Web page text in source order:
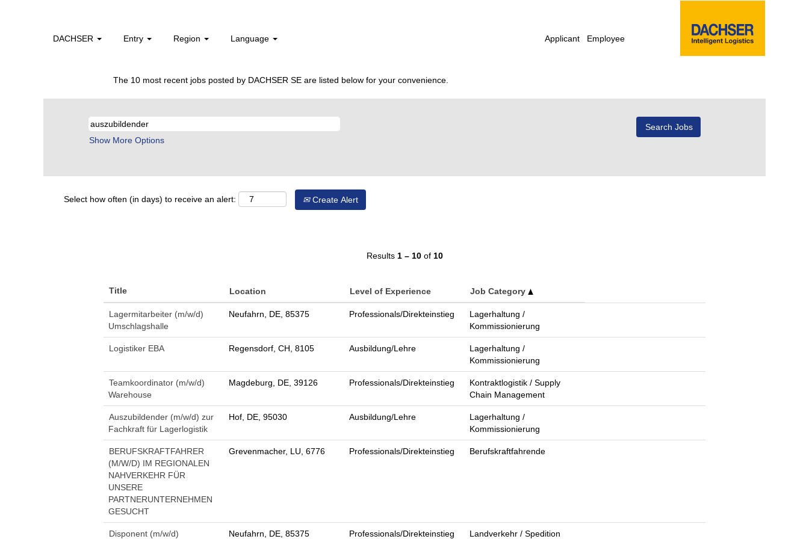
DACHSER Entry Region Language Applicant Employee
Search results for"auszubildender AND 66802 AND target="_blank"".
The 10 most recent jobs posted by DACHSER SE are listed below for your convenience.
Show More Options
Select how often (in days) to receive an alert: Create Alert
Results 1 – 10of 10
Title Location Level of Experience Job Category
Lagermitarbeiter (m/w/d)
Umschlagshalle
Neufahrn, DE, 85375 Professionals/Direkteinstieg
Lagerhaltung /
Kommissionierung
Logistiker EBA Regensdorf, CH, 8105 Ausbildung/Lehre
Lagerhaltung /
Kommissionierung
Teamkoordinator (m/w/d)
Warehouse
Magdeburg, DE, 39126 Professionals/Direkteinstieg
Kontraktlogistik / Supply
Chain Management
Auszubildender (m/w/d) zur
Fachkraft für Lagerlogistik
Hof, DE, 95030 Ausbildung/Lehre
Lagerhaltung /
Kommissionierung
BERUFSKRAFTFAHRER
(M/W/D) IM REGIONALEN
NAHVERKEHR FÜR
UNSERE
PARTNERUNTERNEHMEN
GESUCHT
Grevenmacher, LU, 6776 Professionals/Direkteinstieg Berufskraftfahrende
Disponent (m/w/d)
Neufahrn, DE, 85375 Professionals/Direkteinstieg Landverkehr / Spedition